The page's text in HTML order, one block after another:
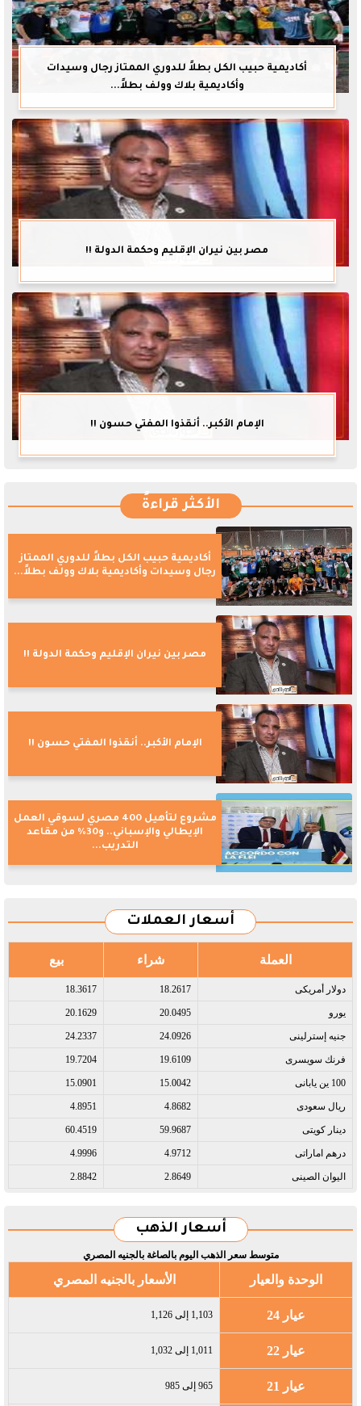
أكاديمية حبيب الكل بطلاً للدوري الممتاز رجال وسيدات
وأكاديمية بلاك وولف بطلاً...
مصر بين نيران الإقليم وحكمة الدولة !!
الإمام الأكبر.. أنقذوا المفتي حسون !!
الأكثر قراءةً
أكاديمية حبيب الكل بطلاً للدوري الممتاز
رجال وسيدات وأكاديمية بلاك وولف بطلاً...
مصر بين نيران الإقليم وحكمة الدولة !!
الإمام الأكبر.. أنقذوا المفتي حسون !!
مشروع لتأهيل 400 مصري لسوقي العمل
الإيطالي والإسباني.. و30% من مقاعد
التدريب...
أسعار العملات
العملة شراء بيع
دولار أمريكى​ 18.2617
18.3617
يورو​ 20.0495
20.1629
جنيه إسترلينى​ 24.0926
24.2337
فرنك سويسرى​ 19.6109
19.7204
100 ين يابانى​ 15.0042
15.0901
ريال سعودى​ 4.8682
4.8951
دينار كويتى​ 59.9687
60.4519
درهم اماراتى​ 4.9712
4.9996
اليوان الصينى​ 2.8649
2.8842
أسعار الذهب
متوسط سعر الذهب اليوم بالصاغة بالجنيه المصري
الوحدة والعيار الأسعار بالجنيه المصري
عيار 24 1,103 إلى 1,126
عيار 22 1,011 إلى 1,032
عيار 21 965 إلى 985